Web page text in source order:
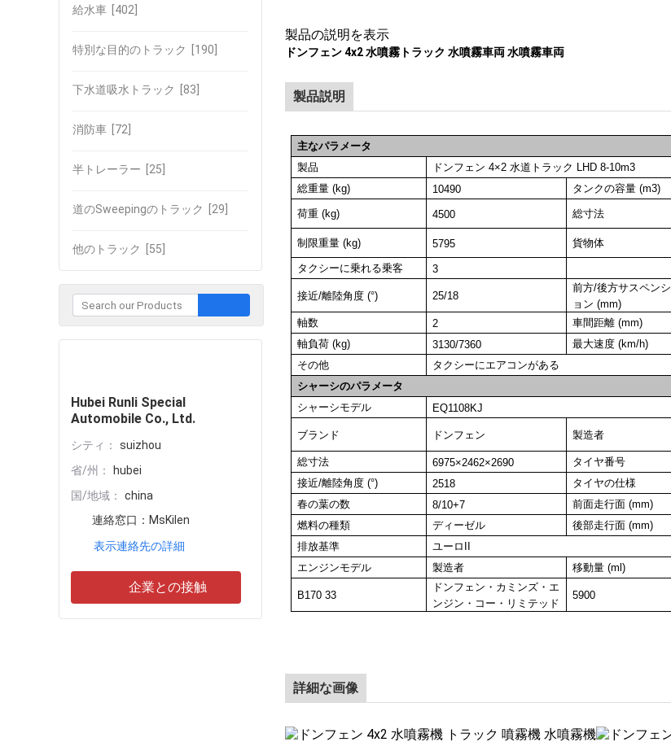
給水車 [402]
特別な目的のトラック [190]
下水道吸水トラック [83]
消防車 [72]
半トレーラー [25]
道のSweepingのトラック [29]
他のトラック [55]
Hubei Runli Special
Automobile Co., Ltd.
シティ：
suizhou
省/州：
hubei
国/地域：
china
連絡窓口： MsKilen
表示連絡先の詳細
企業との接触
製品の説明を表示
ドンフェン 4x2 水噴霧トラック 水噴霧車両 水噴霧車両
製品説明
主なパラメータ
製品
ドンフェン 4×2 水道トラック LHD 8-10m3
総重量 (kg)
10490 タンクの容量 (m3)
荷重 (kg) 4500 総寸法
制限重量 (kg) 5795 貨物体
タクシーに乗れる乗客
3
接近/離陸角度 (°) 25/18
前方/後方サスペンシ
ョン (mm)
軸数 2 車間距離 (mm)
軸負荷 (kg)
3130/7360 最大速度 (km/h)
その他
タクシーにエアコンがある
シャーシのパラメータ
シャーシモデル
EQ1108KJ
ブランド ドンフェン 製造者
総寸法
6975×2462×2690 タイヤ番号
接近/離陸角度 (°)
2518 タイヤの仕様
春の葉の数
8/10+7 前面走行面 (mm)
燃料の種類
ディーゼル 後部走行面 (mm)
排放基準
ユーロII
エンジンモデル
製造者 移動量 (ml)
B170 33
ドンフェン・カミンズ・エ
ンジン・コー・リミテッド
5900
詳細な画像